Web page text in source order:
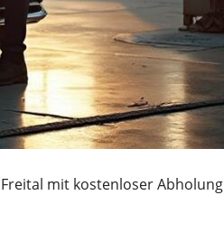
mit kostenloser Abholung